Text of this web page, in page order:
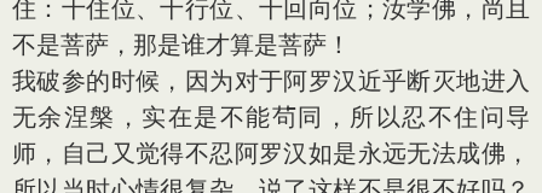
住：十住位、十行位、十回向位；汝学佛，尚且
不是菩萨，那是谁才算是菩萨！
我破参的时候，因为对于阿罗汉近乎断灭地进入
无余涅槃，实在是不能茍同，所以忍不住问导
师，自己又觉得不忍阿罗汉如是永远无法成佛，